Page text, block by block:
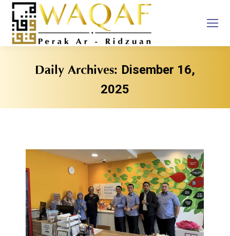
Daily Archives:
Disember 16,
2025